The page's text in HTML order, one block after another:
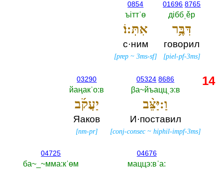
01696 8765
дiббˌěр
דִּבֶּ֥ר
говорил
[piel-pf-3ms]
0854
ъiттˈө
אִתּֽ:וֹ׃
с·ним
[prep ~3ms-sf]
05324 8686
βа~йъаццˌэ:в
וַ:יַּצֵּ֨ב
И·поставил
[conj-consec ~hiphil-impf-3ms]
03290
йаңакˈо:в
יַעֲקֹ֜ב
Яаков
[nm-pr]
04676
маццэ:вˈа:‎
04725
ба~_~мма:кˈөм
14